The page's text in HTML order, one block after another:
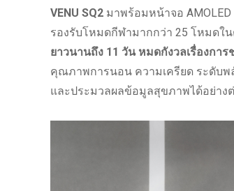
VENU SQ2 มาพร้อมหน้าจอ
รองรับโหมดกีฬามากกว่า 25 โหมดใ
ยาวนานถึง 11 วัน หมดกังวลเรื่องกา
คุณภาพการนอน ความเครียด ระดับพ
และประมวลผลข้อมูลสุขภาพได้อย่าง